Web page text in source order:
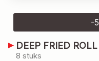
-5
DEEP FRIED ROLL
8 stuks